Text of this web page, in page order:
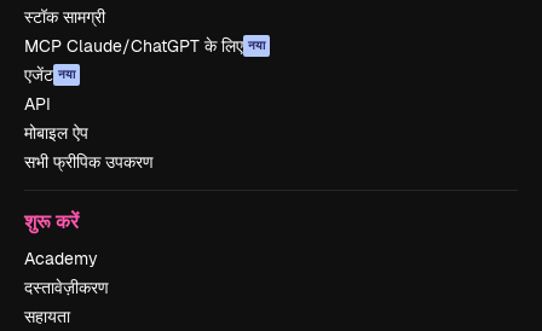
स्टॉक सामग्री
MCP Claude/ChatGPT के लिए नया
एजेंट नया
API
मोबाइल ऐप
सभी फ्रीपिक उपकरण
शुरू करें
Academy
दस्तावेज़ीकरण
सहायता